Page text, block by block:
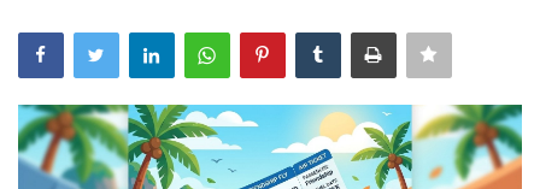
Экономика
Технологии